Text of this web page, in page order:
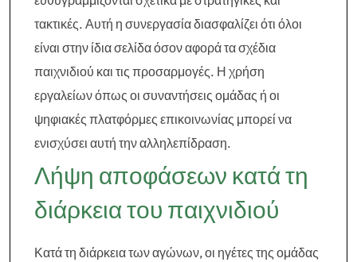
τακτικές. Αυτή η συνεργασία διασφαλίζει ότι όλοι
είναι στην ίδια σελίδα όσον αφορά τα σχέδια
παιχνιδιού και τις προσαρμογές. Η χρήση
εργαλείων όπως οι συναντήσεις ομάδας ή οι
ψηφιακές πλατφόρμες επικοινωνίας μπορεί να
ενισχύσει αυτή την αλληλεπίδραση.
Λήψη αποφάσεων κατά τη
διάρκεια του παιχνιδιού
Κατά τη διάρκεια των αγώνων, οι ηγέτες της ομάδας